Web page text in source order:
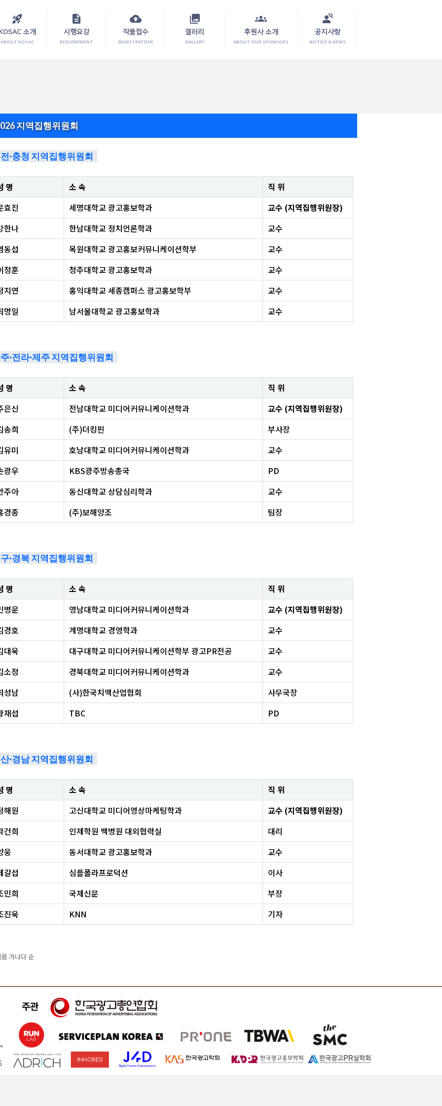
rocket_launch
소개
ABOUT KOSAC
description
시행요강
REQUIREMENT
cloud_upload
작품접수
REGISTRATION
photo_library
갤러리
GALLERY
groups
후원사 소개
ABOUT OUR SPONSORS
spatial_audio
공지사항
NOTICE & NEWS
지역집행위원회
·충청 지역집행위원회
명 소 속
직 위
효진
세명대학교 광고홍보학과
교수 (지역집행위원장)
한나
한남대학교 정치언론학과
교수
동섭
목원대학교 광고홍보커뮤니케이션학부
교수
정훈
청주대학교 광고홍보학과
교수
지연
홍익대학교 세종캠퍼스 광고홍보학부
교수
명일
남서울대학교 광고홍보학과 교수
·전라·제주 지역집행위원회
명 소 속
직 위
은신
전남대학교 미디어커뮤니케이션학과
교수 (지역집행위원장)
송희
(주)더킹핀
부사장
유미
호남대학교 미디어커뮤니케이션학과
교수
광우
KBS광주방송총국
PD
주아
동신대학교 상담심리학과
교수
경종
(주)보해양조 팀장
·경북 지역집행위원회
명 소 속
직 위
병운
영남대학교 미디어커뮤니케이션학과
교수 (지역집행위원장)
경호
계명대학교 경영학과
교수
대욱
대구대학교 미디어커뮤니케이션학부 광고PR전공
교수
소정
경북대학교 미디어커뮤니케이션학과
교수
성남
(사)한국치맥산업협회
사무국장
재섭
TBC PD
·경남 지역집행위원회
명 소 속
직 위
해원
고신대학교 미디어영상마케팅학과
교수 (지역집행위원장)
건희
인제학원 백병원 대외협력실
대리
웅
동서대학교 광고홍보학과
교수
갈섭
심플폴라프로덕션
이사
민희
국제신문
부장
진욱
KNN 기자
가나다 순